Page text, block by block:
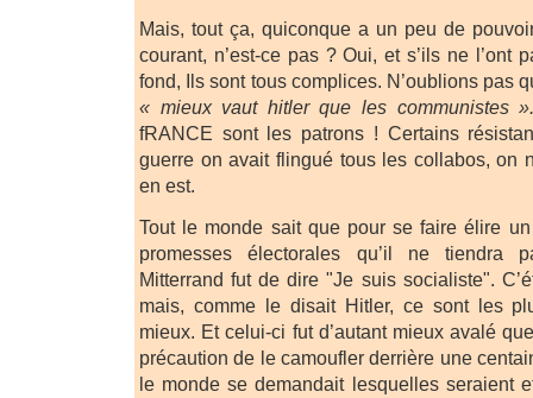
Mais, tout ça, quiconque a un peu de
courant, n’est-ce pas ? Oui, et s’ils ne l’ont
fond, Ils sont tous complices. N’oublions pas
« mieux vaut hitler que les communistes
fRANCE sont les patrons ! Certains
guerre on avait flingué tous les collabos, on
en est.
Tout le monde sait que pour se faire élire
promesses électorales qu’il ne tiendra
Mitterrand fut de dire "Je suis socialiste".
mais, comme le disait Hitler, ce sont les
mieux. Et celui-ci fut d’autant mieux avalé
précaution de le camoufler derrière une
le monde se demandait lesquelles seraient